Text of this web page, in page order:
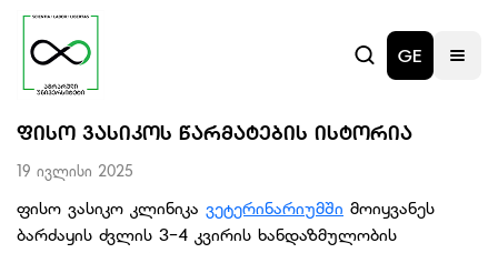
GE
ᲤᲘᲡᲝ ᲕᲐᲡᲘᲙᲝᲡ ᲬᲐᲠᲛᲐᲢᲔᲑᲘᲡ ᲘᲡᲢᲝᲠᲘᲐ
19 ივლისი 2025
ფისო ვასიკო კლინიკა ვეტერინარიუმში მოიყვანეს
ბარძაყის ძვლის 3-4 კვირის ხანდაზმულობის